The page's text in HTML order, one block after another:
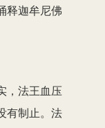
释迦牟尼佛
，法王血压
有制止。法